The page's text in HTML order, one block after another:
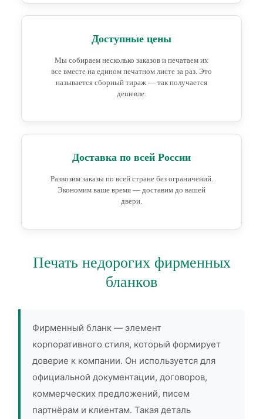
Доступные цены
Мы собираем несколько заказов и печатаем их
все вместе на едином печатном листе за раз. Это
называется сборный тираж — так получается
дешевле.
Доставка по всей России
Развозим заказы по всей стране без ограничений.
Экономим ваше время — доставим до вашей
двери.
Печать недорогих фирменных
бланков
Фирменный бланк — элемент
корпоративного стиля, который формирует
доверие к компании. Он используется для
официальной документации, договоров,
коммерческих предложений, писем
партнёрам и клиентам. Такая деталь